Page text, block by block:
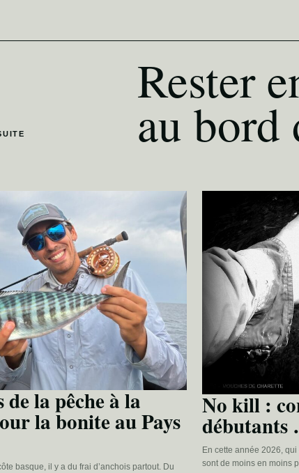
Rester
au bord
de la pêche à la
la bonite au Pays
basque, il y a du frai d’anchois partout. Du
No kill :
débutants
En cette année 2026,
sont de moins en moins